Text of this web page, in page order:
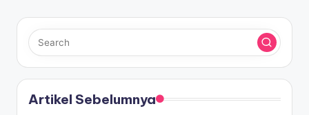
Artikel Sebelumnya